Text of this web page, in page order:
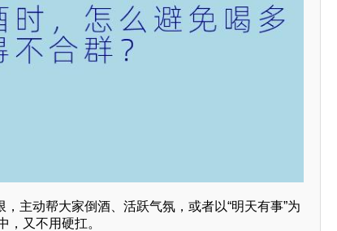
主动帮大家倒酒、活跃气氛，或者以“明天有事”为
，又不用硬扛。